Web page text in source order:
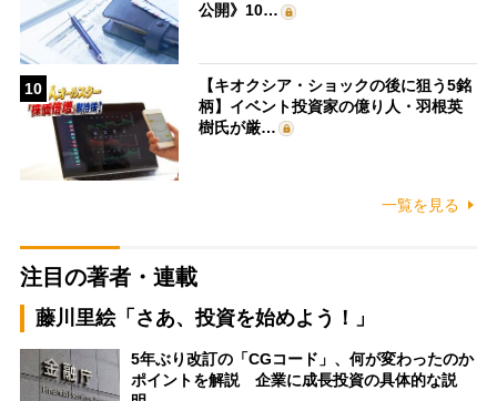
公開》10…
10
【キオクシア・ショックの後に狙う5銘
柄】イベント投資家の億り人・羽根英
樹氏が厳…
一覧を見る
注目の著者・連載
藤川里絵「さあ、投資を始めよう！」
5年ぶり改訂の「CGコード」、何が変わったのか
ポイントを解説 企業に成長投資の具体的な説